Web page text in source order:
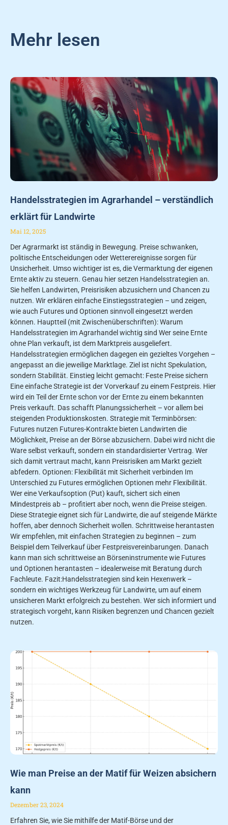
Mehr lesen
Handelsstrategien im Agrarhandel – verständlich
erklärt für Landwirte
Mai 12, 2025
Der Agrarmarkt ist ständig in Bewegung. Preise schwanken,
politische Entscheidungen oder Wetterereignisse sorgen für
Unsicherheit. Umso wichtiger ist es, die Vermarktung der eigenen
Ernte aktiv zu steuern. Genau hier setzen Handelsstrategien an.
Sie helfen Landwirten, Preisrisiken abzusichern und Chancen zu
nutzen. Wir erklären einfache Einstiegsstrategien – und zeigen,
wie auch Futures und Optionen sinnvoll eingesetzt werden
können. Hauptteil (mit Zwischenüberschriften): Warum
Handelsstrategien im Agrarhandel wichtig sind Wer seine Ernte
ohne Plan verkauft, ist dem Marktpreis ausgeliefert.
Handelsstrategien ermöglichen dagegen ein gezieltes Vorgehen –
angepasst an die jeweilige Marktlage. Ziel ist nicht Spekulation,
sondern Stabilität. Einstieg leicht gemacht: Feste Preise sichern
Eine einfache Strategie ist der Vorverkauf zu einem Festpreis. Hier
wird ein Teil der Ernte schon vor der Ernte zu einem bekannten
Preis verkauft. Das schafft Planungssicherheit – vor allem bei
steigenden Produktionskosten. Strategie mit Terminbörsen:
Futures nutzen Futures-Kontrakte bieten Landwirten die
Möglichkeit, Preise an der Börse abzusichern. Dabei wird nicht die
Ware selbst verkauft, sondern ein standardisierter Vertrag. Wer
sich damit vertraut macht, kann Preisrisiken am Markt gezielt
abfedern. Optionen: Flexibilität mit Sicherheit verbinden Im
Unterschied zu Futures ermöglichen Optionen mehr Flexibilität.
Wer eine Verkaufsoption (Put) kauft, sichert sich einen
Mindestpreis ab – profitiert aber noch, wenn die Preise steigen.
Diese Strategie eignet sich für Landwirte, die auf steigende Märkte
hoffen, aber dennoch Sicherheit wollen. Schrittweise herantasten
Wir empfehlen, mit einfachen Strategien zu beginnen – zum
Beispiel dem Teilverkauf über Festpreisvereinbarungen. Danach
kann man sich schrittweise an Börseninstrumente wie Futures
und Optionen herantasten – idealerweise mit Beratung durch
Fachleute. Fazit:Handelsstrategien sind kein Hexenwerk –
sondern ein wichtiges Werkzeug für Landwirte, um auf einem
unsicheren Markt erfolgreich zu bestehen. Wer sich informiert und
strategisch vorgeht, kann Risiken begrenzen und Chancen gezielt
nutzen.
Wie man Preise an der Matif für Weizen absichern
kann
Dezember 23, 2024
Erfahren Sie, wie Sie mithilfe der Matif-Börse und der